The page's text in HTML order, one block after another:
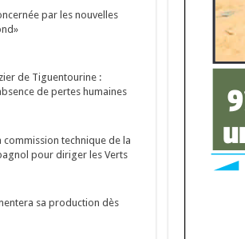
par les nouvelles
de Tiguentourine :
de pertes humaines
commission technique de la
pour diriger les Verts
sa production dès